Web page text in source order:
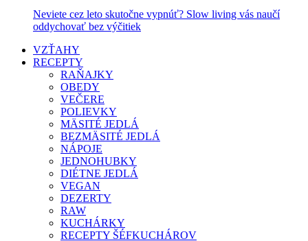
Neviete cez leto skutočne vypnúť? Slow living vás naučí
oddychovať bez výčitiek
VZŤAHY
RECEPTY
RAŇAJKY
OBEDY
VEČERE
POLIEVKY
MÄSITÉ JEDLÁ
BEZMÄSITÉ JEDLÁ
NÁPOJE
JEDNOHUBKY
DIÉTNE JEDLÁ
VEGAN
DEZERTY
RAW
KUCHÁRKY
RECEPTY ŠÉFKUCHÁROV